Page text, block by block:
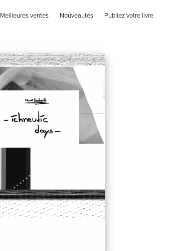
Meilleures ventes Nouveautés Publiez votre livre